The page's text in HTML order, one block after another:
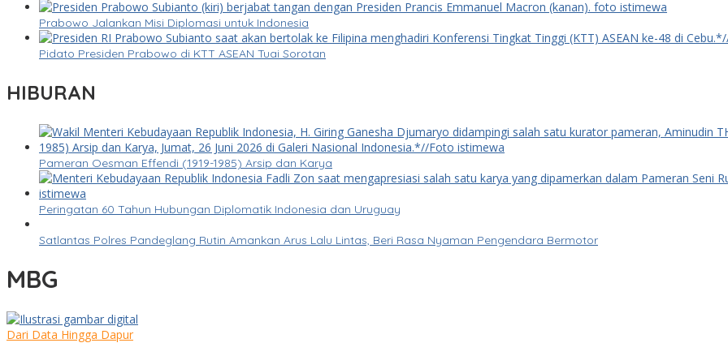
Prabowo Jalankan Misi Diplomasi untuk Indonesia
Pidato Presiden Prabowo di KTT ASEAN Tuai Sorotan
HIBURAN
Pameran Oesman Effendi (1919-1985) Arsip dan Karya
Peringatan 60 Tahun Hubungan Diplomatik Indonesia dan Uruguay
Satlantas Polres Pandeglang Rutin Amankan Arus Lalu Lintas, Beri Rasa Nyaman Pengendara Bermotor
MBG
Dari Data Hingga Dapur